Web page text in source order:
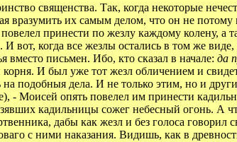
священства. Так, когда некоторые
их самым делом, что он не потому
принести по жезлу каждому колену, а
когда все жезлы остались в том же
письмен. Ибо, кто сказал в начале: да
И был уже тот жезл обличением и
подобныя дела. И не только этим, но и
- Моисей опять повелел им принести
кадильницы сожег небесный огонь. А
дабы как жезл и без голоса
с ними наказания. Видишь, как в